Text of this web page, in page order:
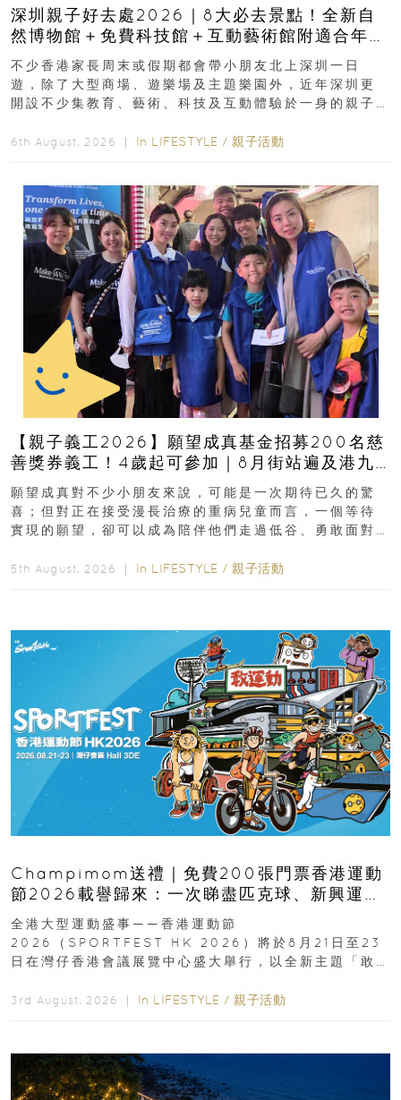
深圳親子好去處2026｜8大必去景點！全新自
然博物館＋免費科技館＋互動藝術館附適合年
齡、交通、門票、開放時間
不少香港家長周末或假期都會帶小朋友北上深圳一日
遊，除了大型商場、遊樂場及主題樂園外，近年深圳更
開設不少集教育、藝術、科技及互動體驗於一身的親子
6th August, 2026 ｜ In LIFESTYLE / 親子活動
【親子義工2026】願望成真基金招募200名慈
善獎券義工！4歲起可參加｜8月街站遍及港九
新界
願望成真對不少小朋友來說，可能是一次期待已久的驚
喜；但對正在接受漫長治療的重病兒童而言，一個等待
實現的願望，卻可以成為陪伴他們走過低谷、勇敢面對
5th August, 2026 ｜ In LIFESTYLE / 親子活動
Champimom送禮｜免費200張門票香港運動
節2026載譽歸來：一次睇盡匹克球、新興運
動、街舞比賽＋逾百運動品牌展覽
全港大型運動盛事——香港運動節
2026（SPORTFEST HK 2026）將於8月21日至23
日在灣仔香港會議展覽中心盛大舉行，以全新主題「敢
3rd August, 2026 ｜ In LIFESTYLE / 親子活動